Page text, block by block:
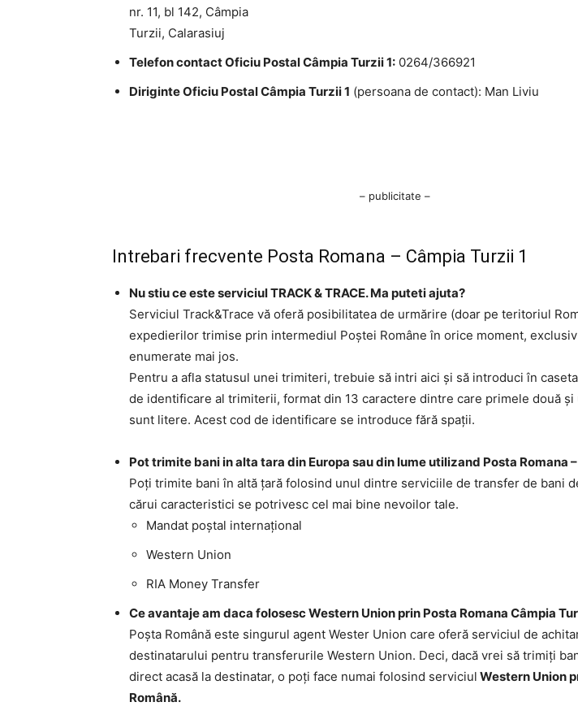
nr. 11, bl 142, Câmpia
Turzii, Calarasiuj
Telefon contact Oficiu Postal Câmpia Turzii 1: 0264/366921
Diriginte Oficiu Postal Câmpia Turzii 1 (persoana de contact): Man Liviu
– publicitate –
Intrebari frecvente Posta Romana – Câmpia Turzii 1
Nu stiu ce este serviciul TRACK & TRACE. Ma puteti ajuta?
Serviciul Track&Trace vă oferă posibilitatea de urmărire (doar pe teritoriul
expedierilor trimise prin intermediul Poştei Române în orice moment,
enumerate mai jos.
Pentru a afla statusul unei trimiteri, trebuie să intri aici şi să introduci în
de identificare al trimiterii, format din 13 caractere dintre care primele două şi
sunt litere. Acest cod de identificare se introduce fără spaţii.
Pot trimite bani in alta tara din Europa sau din lume utilizand Posta Romana
Poţi trimite bani în altă ţară folosind unul dintre serviciile de transfer de bani
cărui caracteristici se potrivesc cel mai bine nevoilor tale.
Mandat poştal internaţional
Western Union
RIA Money Transfer
Ce avantaje am daca folosesc Western Union prin Posta Romana Câmpia
Poşta Română este singurul agent Wester Union care oferă serviciul de
destinatarului pentru transferurile Western Union. Deci, dacă vrei să trimiţi
direct acasă la destinatar, o poţi face numai folosind serviciul Western Union
Română.